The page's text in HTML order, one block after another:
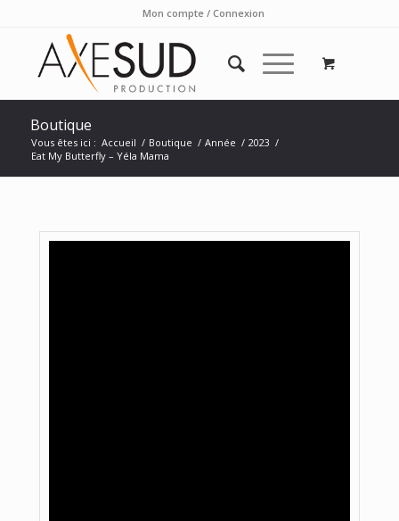
Mon compte / Connexion
Boutique
Vous êtes ici : Accueil / Boutique / Année / 2023 /
Eat My Butterfly – Yéla Mama